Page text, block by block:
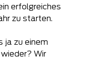
erfolgreiches
zu starten.
ja zu einem
Wir